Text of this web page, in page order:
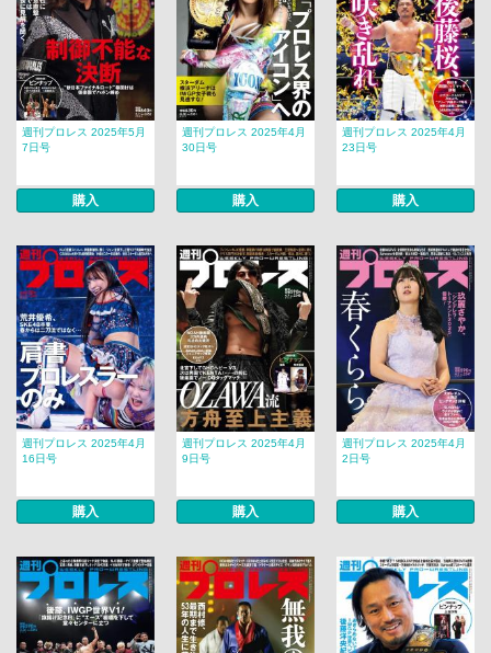
週刊プロレス 2025年5月
7日号
購入
週刊プロレス 2025年4月
30日号
購入
週刊プロレス 2025年4月
23日号
購入
週刊プロレス 2025年4月
16日号
購入
週刊プロレス 2025年4月
9日号
購入
週刊プロレス 2025年4月
2日号
購入